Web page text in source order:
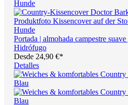
Portada | almohada campestre
Hidrófugo
Desde 24,90 €*
Detalles